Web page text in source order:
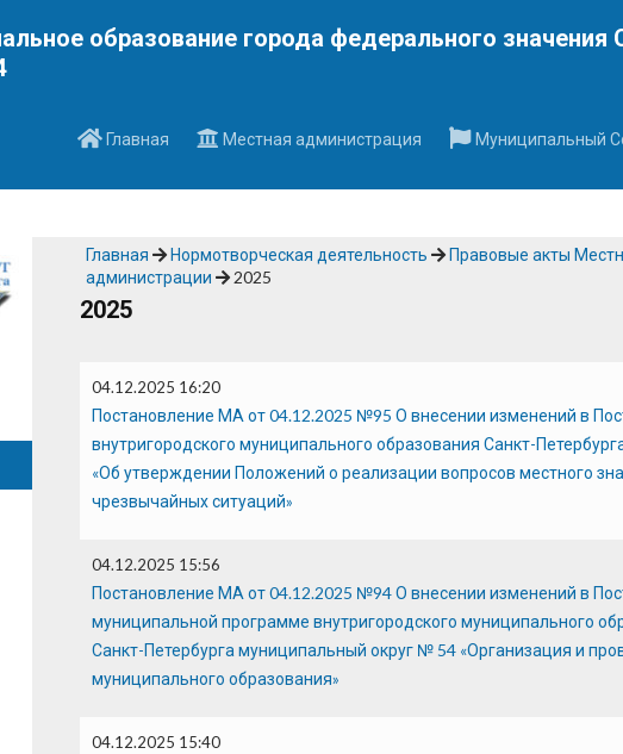
образование города федерального значения
Главная
Местная администрация Муниципальный
Главная Нормотворческая деятельность Правовые акты
администрации
2025
2025
04.12.2025 16:20
Постановление МА от 04.12.2025 №95 О внесении изменений в
внутригородского муниципального образования Санкт-
«Об утверждении Положений о реализации вопросов местного
чрезвычайных ситуаций»
04.12.2025 15:56
Постановление МА от 04.12.2025 №94 О внесении изменений в
муниципальной программе внутригородского муниципального
Санкт-Петербурга муниципальный округ № 54 «Организация и
муниципального образования»
04.12.2025 15:40